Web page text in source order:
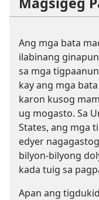
Ang mga bata
ilabinang
sa mga
kay ang mga bata
karon kusog
ug mogasto. Sa
States, ang mga
edyer nagagastog
bilyon-bilyong
kada tuig sa
Apan ang